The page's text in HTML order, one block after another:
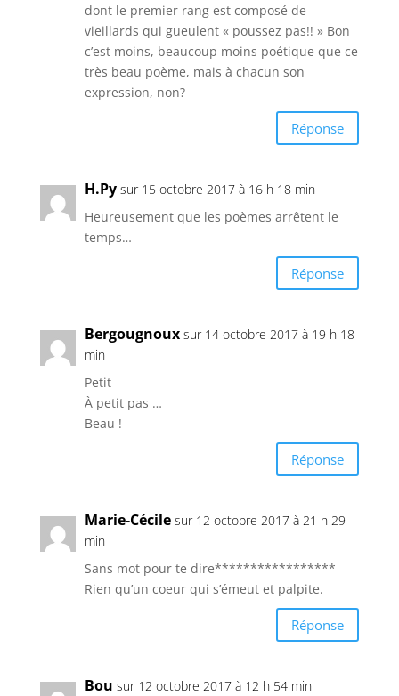
dont le premier rang est composé de
vieillards qui gueulent « poussez pas!! » Bon
c’est moins, beaucoup moins poétique que ce
très beau poème, mais à chacun son
expression, non?
Réponse
H.Py sur 15 octobre 2017 à 16 h 18 min
Heureusement que les poèmes arrêtent le
temps…
Réponse
Bergougnoux sur 14 octobre 2017 à 19 h 18
min
Petit
À petit pas …
Beau !
Réponse
Marie-Cécile sur 12 octobre 2017 à 21 h 29
min
Sans mot pour te dire*****************
Rien qu’un coeur qui s’émeut et palpite.
Réponse
Bou sur 12 octobre 2017 à 12 h 54 min